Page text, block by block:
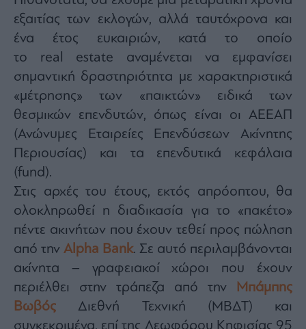
For
Two
Μετοχές
Αγορές
Trader's
book
Buy-
Hold-
Sell
The
Value
Investor
Crypto
Χρηματιστηριακές
Ανακοινώσεις
εξαιτίας των εκλογών, αλλά ταυτόχρονα και
ένα έτος ευκαιριών, κατά το οποίο
το real estate αναμένεται να εμφανίσει
σημαντική δραστηριότητα με χαρακτηριστικά
«μέτρησης» των «παικτών» ειδικά των
θεσμικών επενδυτών, όπως είναι οι ΑΕΕΑΠ
(Ανώνυμες Εταιρείες Επενδύσεων Ακίνητης
Περιουσίας) και τα επενδυτικά κεφάλαια
(fund).
Στις αρχές του έτους, εκτός απρόοπτου, θα
ολοκληρωθεί η διαδικασία για το «πακέτο»
πέντε ακινήτων που έχουν τεθεί προς πώληση
από την Alpha Bank. Σε αυτό περιλαμβάνονται
ακίνητα – γραφειακοί χώροι που έχουν
περιέλθει στην τράπεζα από την
Μπάμπης
Βωβός
Διεθνή Τεχνική (ΜΒΔΤ) και
συγκεκριμένα, επί της Λεωφόρου Κηφισίας 95